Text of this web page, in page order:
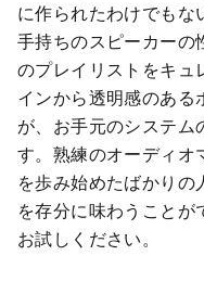
に作られたわけでも
手持ちのスピーカーの
のプレイリストをキュ
インから透明感のある
が、お手元のシステム
す。熟練のオーディオ
を歩み始めたばかり
を存分に味わうこと
お試しください。